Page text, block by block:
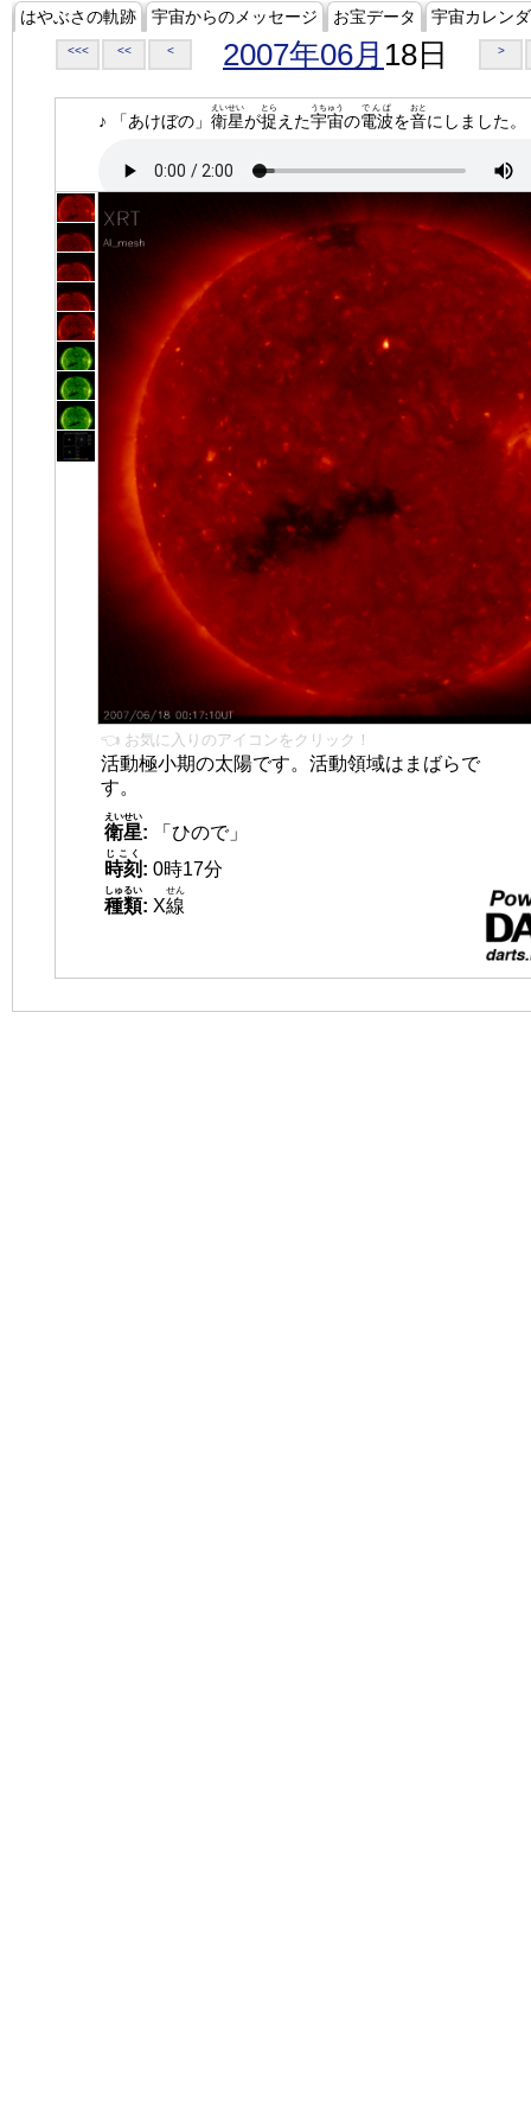
はやぶさの軌跡 宇宙からのメッセージ お宝データ 宇宙カレン
<<< << < 2007年06月 18日 >
♪ 「あけぼの」 衛星
えいせい
が捉
とら
えた宇宙
うちゅう
の電波
でんぱ
を音
おと
にしました。
👈 お気に入りのアイコンをクリック！
活動極小期の太陽です。活動領域はまばらで
す。
衛星
えいせい
:
「ひので」
時刻
じこく
: 0時17分
種類
しゅるい
: X線
せん